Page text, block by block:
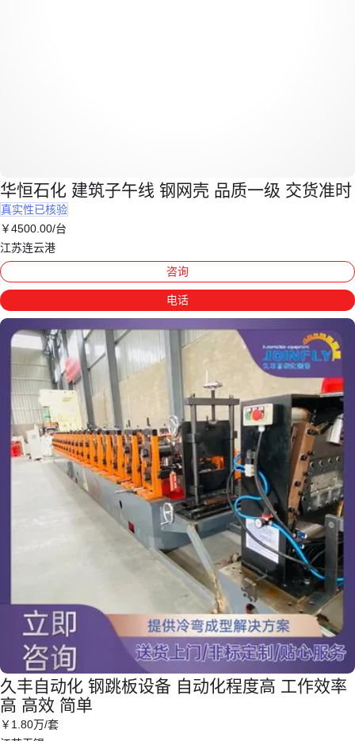
华恒石化 建筑子午线 钢网壳 品质一级 交货准时
真实性已核验
￥4500.00/台
江苏连云港
咨询
电话
久丰自动化 钢跳板设备 自动化程度高 工作效率
高 高效 简单
￥ 1.80万/套